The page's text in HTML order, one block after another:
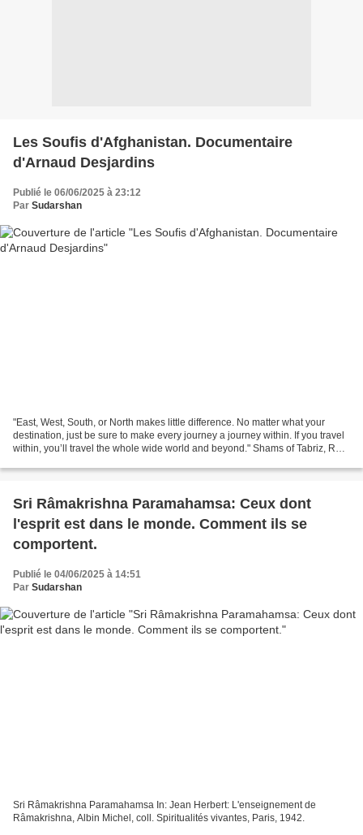
Les Soufis d'Afghanistan. Documentaire
d'Arnaud Desjardins
Publié le 06/06/2025 à 23:12
Par Sudarshan
"East, West, South, or North makes little difference. No matter what your
destination, just be sure to make every journey a journey within. If you travel
within, you’ll travel the whole wide world and beyond." Shams of Tabriz, Rule
Sri Râmakrishna Paramahamsa: Ceux dont
l'esprit est dans le monde. Comment ils se
comportent.
Publié le 04/06/2025 à 14:51
Par Sudarshan
Sri Râmakrishna Paramahamsa In: Jean Herbert: L'enseignement de
Râmakrishna, Albin Michel, coll. Spiritualités vivantes, Paris, 1942.